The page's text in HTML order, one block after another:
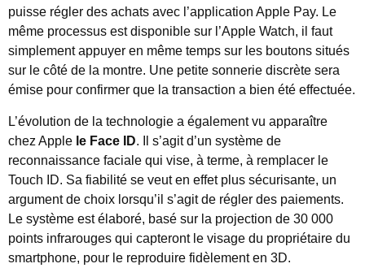
puisse régler des achats avec l’application Apple Pay. Le
même processus est disponible sur l’Apple Watch, il faut
simplement appuyer en même temps sur les boutons situés
sur le côté de la montre. Une petite sonnerie discrète sera
émise pour confirmer que la transaction a bien été effectuée.
L’évolution de la technologie a également vu apparaître
chez Apple le Face ID. Il s’agit d’un système de
reconnaissance faciale qui vise, à terme, à remplacer le
Touch ID. Sa fiabilité se veut en effet plus sécurisante, un
argument de choix lorsqu’il s’agit de régler des paiements.
Le système est élaboré, basé sur la projection de 30 000
points infrarouges qui capteront le visage du propriétaire du
smartphone, pour le reproduire fidèlement en 3D.